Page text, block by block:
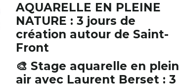
AQUARELLE EN PLEINE
NATURE : 3 jours de
création autour de Saint-
Front
🎨 Stage aquarelle en plein
air avec Laurent Berset : 3